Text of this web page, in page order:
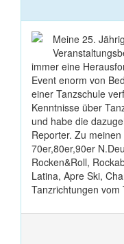
Meine 25.
immer eine
Event enorm von
einer Tanzschule
Kenntnisse über
und habe die
Reporter. Zu
70er,80er,90er
Rocken&Roll,
Latina, Apre Ski,
Tanzrichtungen vom